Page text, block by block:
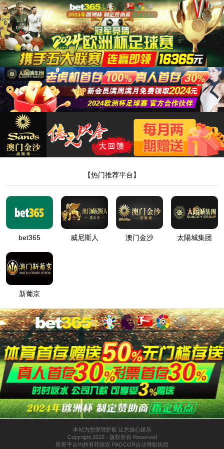
太阳集团城8722
哎呀！找不到页面了！
不要伤心，可能是网址错了呢，重新核对一下吧。
回到上一页 回到首页
网站地图 XML地图